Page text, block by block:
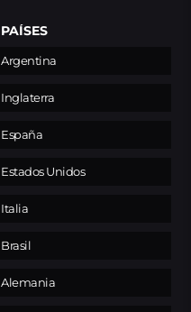
PAÍSES
Argentina
Inglaterra
España
Estados Unidos
Italia
Brasil
Alemania